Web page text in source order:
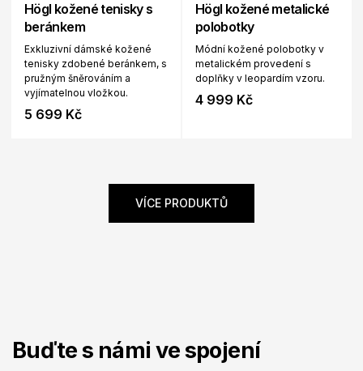
Högl kožené tenisky s
beránkem
Exkluzivní dámské kožené
tenisky zdobené beránkem, s
pružným šněrováním a
vyjímatelnou vložkou.
5 699 Kč
Högl kožené metalické
polobotky
Módní kožené polobotky v
metalickém provedení s
doplňky v leopardím vzoru.
4 999 Kč
VÍCE PRODUKTŮ
Buďte s námi ve spojení